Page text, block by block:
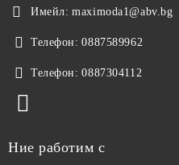
Имейл: maximoda1@abv.bg
Телефон: 0887589962
Телефон: 0887304112
Ние работим с